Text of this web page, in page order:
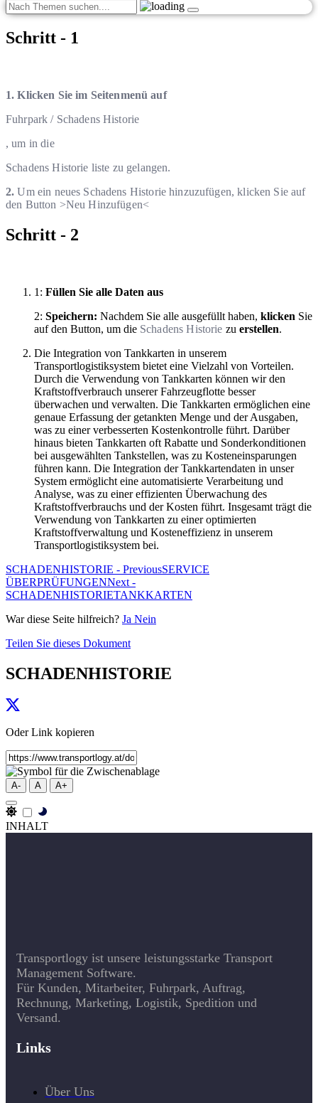
Schritt - 1
1. Klicken Sie im Seitenmenü auf
Fuhrpark / Schadens Historie
, um in die
Schadens Historie liste zu gelangen.
2. Um ein neues Schadens Historiehinzuzufügen, klicken Sie auf
den Button >Neu Hinzufügen<
Schritt - 2
1: Füllen Sie alle Daten aus
2: Speichern: Nachdem Sie alle ausgefüllt haben, klicken Sie
auf den Button, um die Schadens Historie zu erstellen.
Die Integration von Tankkarten in unserem
Transportlogistiksystem bietet eine Vielzahl von Vorteilen.
Durch die Verwendung von Tankkarten können wir den
Kraftstoffverbrauch unserer Fahrzeugflotte besser
überwachen und verwalten. Die Tankkarten ermöglichen eine
genaue Erfassung der getankten Menge und der Ausgaben,
was zu einer verbesserten Kostenkontrolle führt. Darüber
hinaus bieten Tankkarten oft Rabatte und Sonderkonditionen
bei ausgewählten Tankstellen, was zu Kosteneinsparungen
führen kann. Die Integration der Tankkartendaten in unser
System ermöglicht eine automatisierte Verarbeitung und
Analyse, was zu einer effizienten Überwachung des
Kraftstoffverbrauchs und der Kosten führt. Insgesamt trägt die
Verwendung von Tankkarten zu einer optimierten
Kraftstoffverwaltung und Kosteneffizienz in unserem
Transportlogistiksystem bei.
SCHADENHISTORIE - PreviousSERVICE
ÜBERPRÜFUNGENNext -
SCHADENHISTORIETANKKARTEN
War diese Seite hilfreich? Ja Nein
Teilen Sie dieses Dokument
SCHADENHISTORIE
Oder Link kopieren
A- A A+
INHALT
Transportlogy ist unsere leistungsstarke Transport
Management Software.
Für Kunden, Mitarbeiter, Fuhrpark, Auftrag,
Rechnung, Marketing, Logistik, Spedition und
Versand.
Links
Über Uns